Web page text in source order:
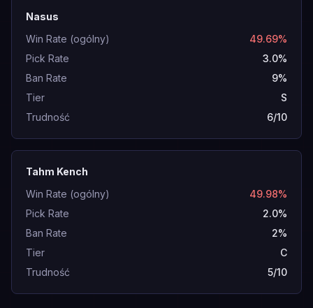
Nasus
Win Rate (ogólny)
49.69%
Pick Rate
3.0%
Ban Rate
9%
Tier
S
Trudność
6/10
Tahm Kench
Win Rate (ogólny)
49.98%
Pick Rate
2.0%
Ban Rate
2%
Tier
C
Trudność
5/10